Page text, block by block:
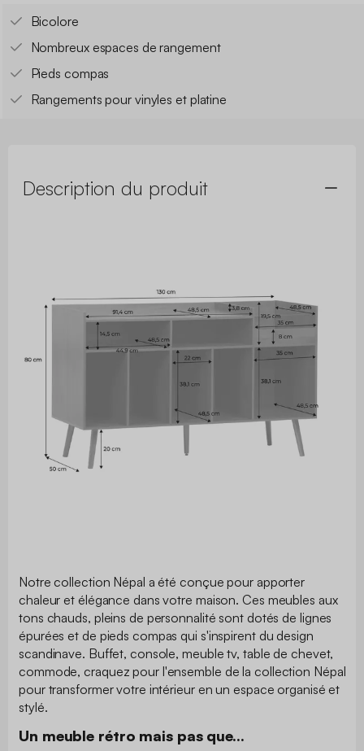
Bicolore
Nombreux espaces de rangement
Pieds compas
Rangements pour vinyles et platine
Description du produit
Notre collection Népal a été conçue pour apporter
chaleur et élégance dans votre maison. Ces meubles aux
tons chauds, pleins de personnalité sont dotés de lignes
épurées et de pieds compas qui s'inspirent du design
scandinave. Buffet, console, meuble tv, table de chevet,
commode, craquez pour l'ensemble de la collection Népal
pour transformer votre intérieur en un espace organisé et
stylé.
Un meuble rétro mais pas que...